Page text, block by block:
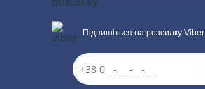
Підпишіться на розсилку Viber